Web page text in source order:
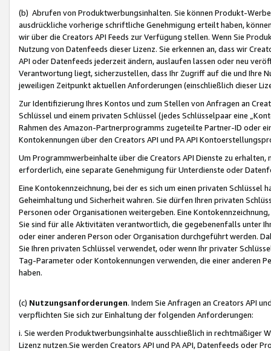
(b) Abrufen von Produktwerbungsinhalten. Sie können Produkt-
ausdrückliche vorherige schriftliche Genehmigung erteilt haben,
wir über die Creators API Feeds zur Verfügung stellen. Wenn Sie
Nutzung von Datenfeeds dieser Lizenz. Sie erkennen an, dass wir
API oder Datenfeeds jederzeit ändern, auslaufen lassen oder neu
Verantwortung liegt, sicherzustellen, dass Ihr Zugriff auf die und Ihre
jeweiligen Zeitpunkt aktuellen Anforderungen (einschließlich dieser
Zur Identifizierung Ihres Kontos und zum Stellen von Anfragen an
Schlüssel und einem privaten Schlüssel (jedes Schlüsselpaar eine
Rahmen des Amazon-Partnerprogramms zugeteilte Partner-ID oder
Kontokennungen über den Creators API und PA API
Um Programmwerbeinhalte über die Creators API Dienste zu
erforderlich, eine separate Genehmigung für Unterdienste oder
Eine Kontokennzeichnung, bei der es sich um einen privaten
Geheimhaltung und Sicherheit wahren. Sie dürfen Ihren privaten
Personen oder Organisationen weitergeben. Eine
Sie sind für alle Aktivitäten verantwortlich, die gegebenenfalls unter
oder einer anderen Person oder Organisation durchgeführt werden.
Sie Ihren privaten Schlüssel verwendet, oder wenn Ihr privater
Tag-Parameter oder Kontokennungen verwenden, die einer anderen
haben.
(c) Nutzungsanforderungen. Indem Sie Anfragen an Creators API
verpflichten Sie sich zur Einhaltung der folgenden Anforderungen:
i. Sie werden Produktwerbungsinhalte ausschließlich in rechtmäßiger
Lizenz nutzen.Sie werden Creators API und PA API, Datenfeeds oder